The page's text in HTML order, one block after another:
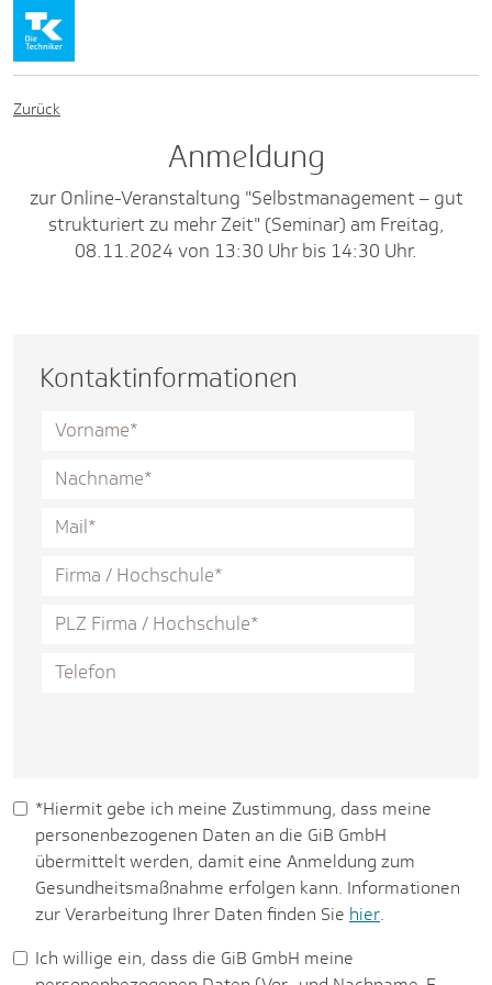
Zurück
Anmeldung
zur Online-Veranstaltung "Selbstmanagement – gut
strukturiert zu mehr Zeit" (Seminar) am Freitag,
08.11.2024 von 13:30 Uhr bis 14:30 Uhr.
Kontaktinformationen
*Hiermit gebe ich meine Zustimmung, dass meine
personenbezogenen Daten an die GiB GmbH
übermittelt werden, damit eine Anmeldung zum
Gesundheitsmaßnahme erfolgen kann. Informationen
zur Verarbeitung Ihrer Daten finden Sie hier.
Ich willige ein, dass die GiB GmbH meine